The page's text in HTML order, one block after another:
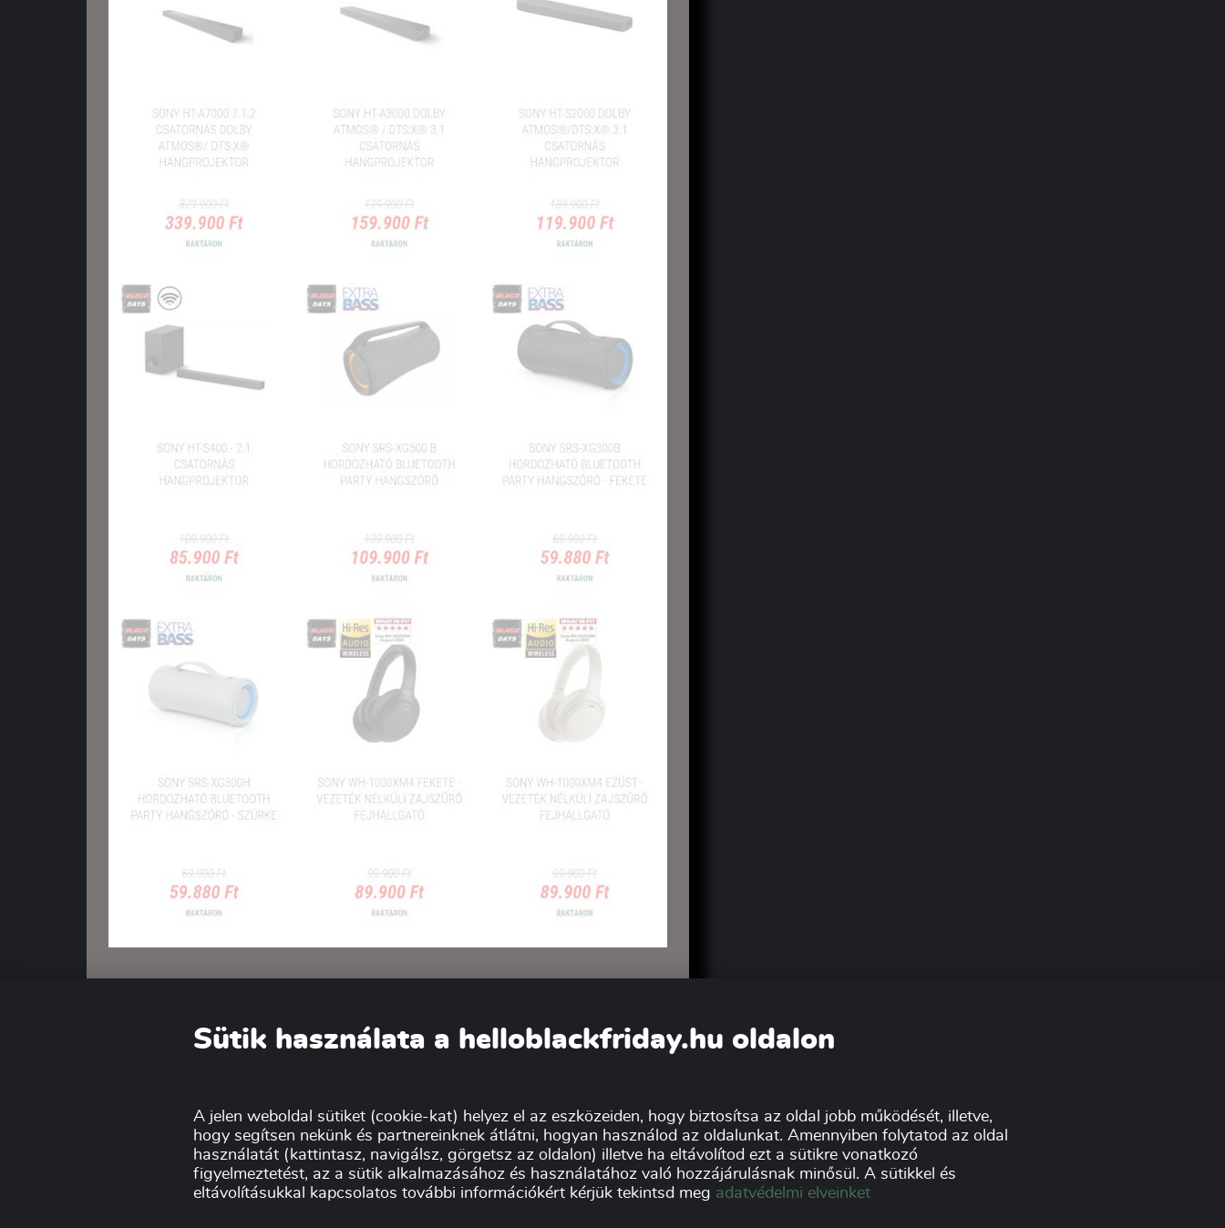
Tovább az áruház oldalára
Sütik használata a helloblackfriday.hu oldalon
A jelen weboldal sütiket (cookie-kat) helyez el az eszközeiden, hogy biztosítsa az oldal jobb működését, illetve,
hogy segítsen nekünk és partnereinknek átlátni, hogyan használod az oldalunkat. Amennyiben folytatod az oldal
használatát (kattintasz, navigálsz, görgetsz az oldalon) illetve ha eltávolítod ezt a sütikre vonatkozó
figyelmeztetést, az a sütik alkalmazásához és használatához való hozzájárulásnak minősül. A sütikkel és
eltávolításukkal kapcsolatos további információkért kérjük tekintsd meg adatvédelmi elveinket